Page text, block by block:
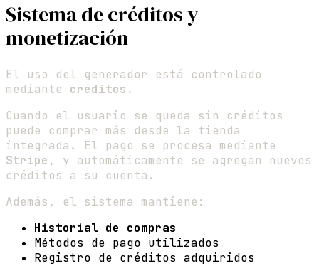
Sistema de créditos y
monetización
El uso del generador está controlado
mediante créditos .
Cuando el usuario se queda sin créditos
puede comprar más desde la tienda
integrada. El pago se procesa mediante
Stripe , y automáticamente se agregan nuevos
créditos a su cuenta.
Además, el sistema mantiene:
Historial de compras
Métodos de pago utilizados
Registro de créditos adquiridos